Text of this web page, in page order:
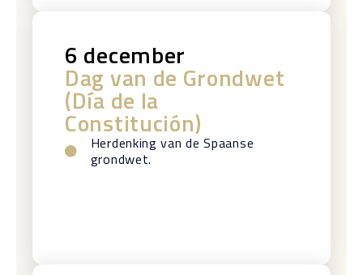
6 december
Dag van de Grondwet
(Día de la
Constitución)
Herdenking van de Spaanse
grondwet.